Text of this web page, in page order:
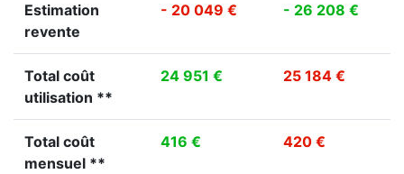
Estimation
revente
- 20 049 € - 26 208 €
Total coût
utilisation **
24 951 € 25 184 €
Total coût
mensuel **
416 € 420 €